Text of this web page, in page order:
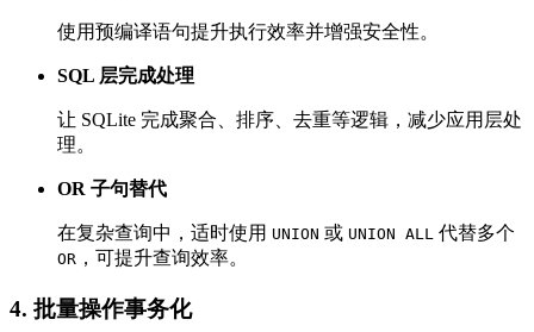
使用预编译语句提升执行效率并增强安全性。
SQL 层完成处理
让 SQLite 完成聚合、排序、去重等逻辑，减少应用层处
理。
OR 子句替代
在复杂查询中，适时使用 UNION 或 UNION ALL 代替多个
OR ，可提升查询效率。
4. 批量操作事务化